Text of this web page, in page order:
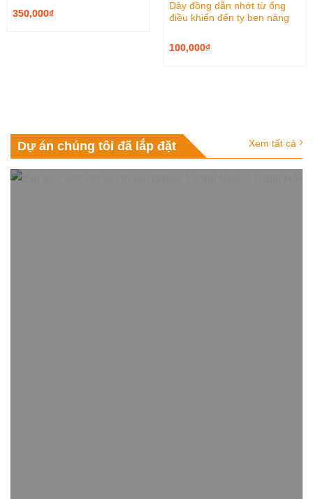
350,000₫
Dây đồng dẫn nhớt từ ống
điều khiển đến ty ben nâng
100,000₫
Dự án chúng tôi đã lắp đặt Xem tất cả